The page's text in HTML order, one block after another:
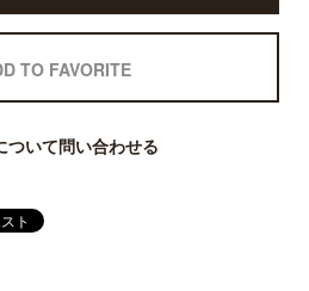
TO FAVORITE
ついて問い合わせる